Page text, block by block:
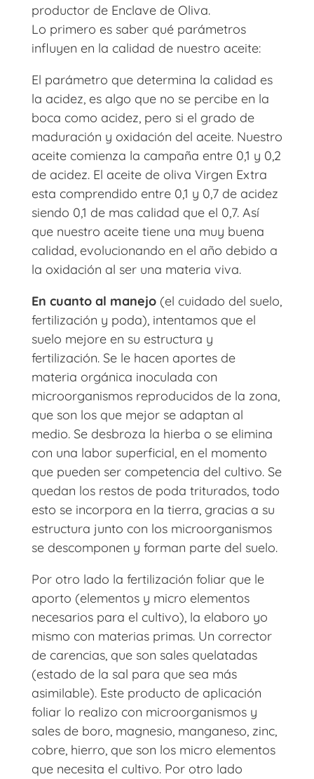
productor de Enclave de Oliva.
Lo primero es saber qué parámetros
influyen en la calidad de nuestro aceite:
El parámetro que determina la calidad es
la acidez, es algo que no se percibe en la
boca como acidez, pero si el grado de
maduración y oxidación del aceite. Nuestro
aceite comienza la campaña entre 0,1 y 0,2
de acidez. El aceite de oliva Virgen Extra
esta comprendido entre 0,1 y 0,7 de acidez
siendo 0,1 de mas calidad que el 0,7. Así
que nuestro aceite tiene una muy buena
calidad, evolucionando en el año debido a
la oxidación al ser una materia viva.
En cuanto al manejo(el cuidado del suelo,
fertilización y poda), intentamos que el
suelo mejore en su estructura y
fertilización. Se le hacen aportes de
materia orgánica inoculada con
microorganismos reproducidos de la zona,
que son los que mejor se adaptan al
medio. Se desbroza la hierba o se elimina
con una labor superficial, en el momento
que pueden ser competencia del cultivo. Se
quedan los restos de poda triturados, todo
esto se incorpora en la tierra, gracias a su
estructura junto con los microorganismos
se descomponen y forman parte del suelo.
Por otro lado la fertilización foliar que le
aporto (elementos y micro elementos
necesarios para el cultivo), la elaboro yo
mismo con materias primas. Un corrector
de carencias, que son sales quelatadas
(estado de la sal para que sea más
asimilable). Este producto de aplicación
foliar lo realizo con microorganismos y
sales de boro, magnesio, manganeso, zinc,
cobre, hierro, que son los micro elementos
que necesita el cultivo. Por otro lado